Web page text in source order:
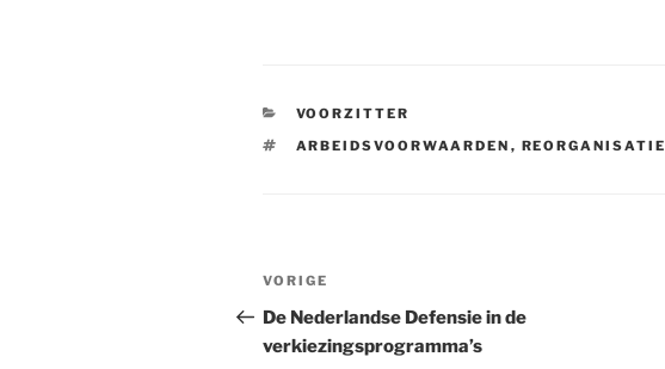
CATEGORIEËN
VOORZITTER
TAGS
ARBEIDSVOORWAARDEN , REORGANISATIE
Bericht
navigatie
Vorig
bericht
VORIGE
De Nederlandse Defensie in de
verkiezingsprogramma’s